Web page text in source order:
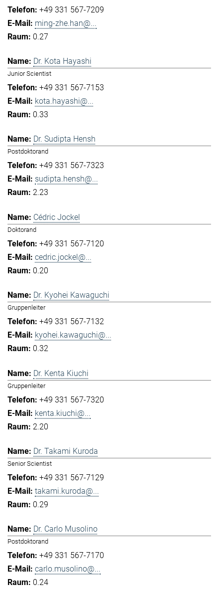
+49 331 567-7209
ming-zhe.han@...
0.27
Dr. Kota Hayashi
Junior Scientist
+49 331 567-7153
kota.hayashi@...
0.33
Dr. Sudipta Hensh
Postdoktorand
+49 331 567-7323
sudipta.hensh@...
2.23
Cédric Jockel
Doktorand
+49 331 567-7120
cedric.jockel@...
0.20
Dr. Kyohei Kawaguchi
Gruppenleiter
+49 331 567-7132
kyohei.kawaguchi@...
0.32
Dr. Kenta Kiuchi
Gruppenleiter
+49 331 567-7320
kenta.kiuchi@...
2.20
Dr. Takami Kuroda
Senior Scientist
+49 331 567-7129
takami.kuroda@...
0.29
Dr. Carlo Musolino
Postdoktorand
+49 331 567-7170
carlo.musolino@...
0.24